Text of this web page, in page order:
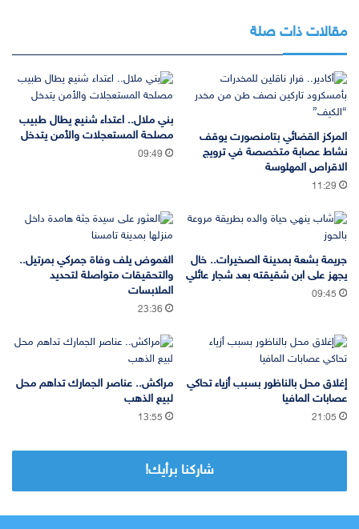
مقالات ذات صلة
المركز القضائي بتامنصورت يوقف
نشاط عصابة متخصصة في ترويج
الاقراص المهلوسة
11:29
بني ملال.. اعتداء شنيع يطال طبيب
مصلحة المستعجلات والأمن يتدخل
09:49
جريمة بشعة بمدينة الصخيرات.. خال
يجهز على ابن شقيقته بعد شجار عائلي
09:45
الغموض يلف وفاة جمركي بمرتيل..
والتحقيقات متواصلة لتحديد
الملابسات
23:36
إغلاق محل بالناظور بسبب أزياء تحاكي
عصابات المافيا
21:05
مراكش.. عناصر الجمارك تداهم محل
لبيع الذهب
13:55
شاركنا برأيك!